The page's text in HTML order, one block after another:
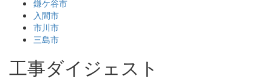
鎌ケ谷市
入間市
市川市
三島市
工事ダイジェスト